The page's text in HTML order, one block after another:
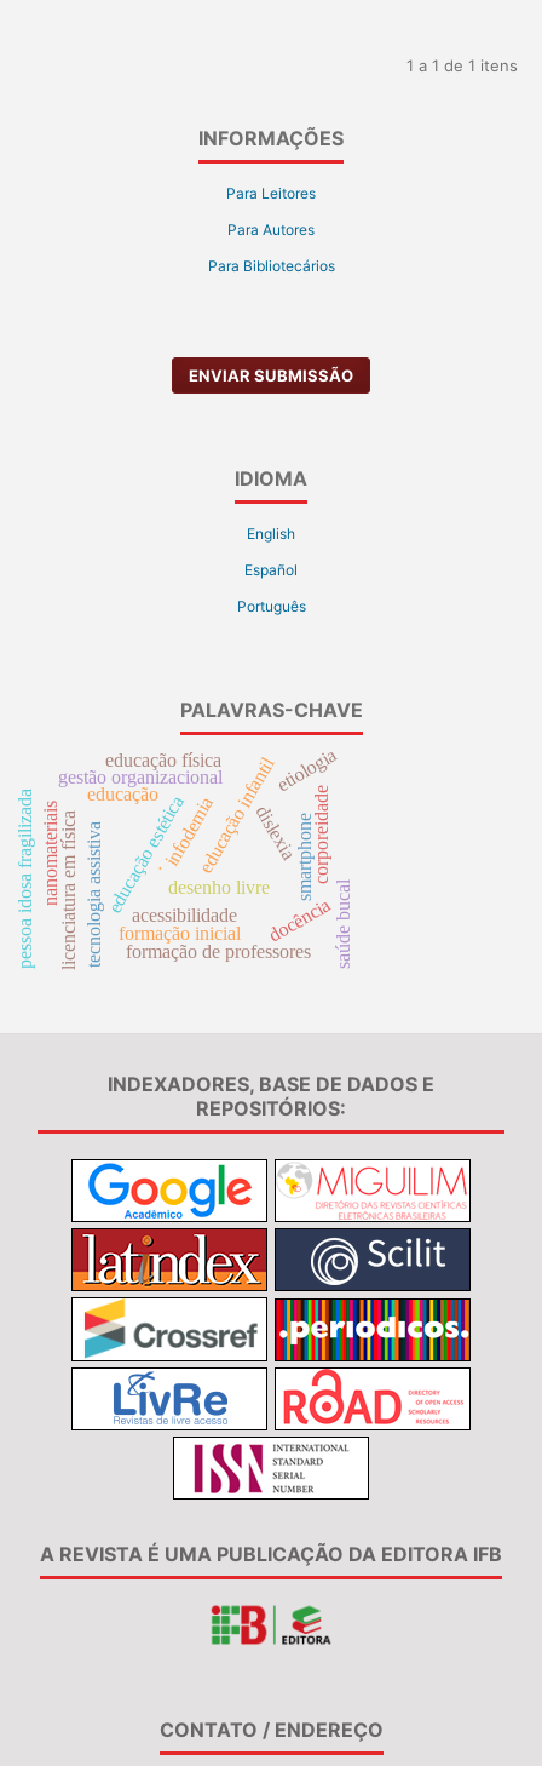
1 a 1 de 1 itens
INFORMAÇÕES
Para Leitores
Para Autores
Para Bibliotecários
ENVIAR SUBMISSÃO
IDIOMA
English
Español
Português
PALAVRAS-CHAVE
desenho livre
educação infantil
educação estética
acessibilidade
tecnologia assistiva dislexiasmartphone
.
formação inicial
licenciatura em física formação de professores
gestão organizacional
docência
corporeidade
educação física
nanomateriais
etiologia
educação
pessoa idosa fragilizada saúde bucal
infodemia
INDEXADORES, BASE DE DADOS E
REPOSITÓRIOS:
A REVISTA É UMA PUBLICAÇÃO DA EDITORA IFB
CONTATO / ENDEREÇO